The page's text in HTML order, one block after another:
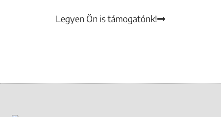
Legyen Ön is támogatónk!